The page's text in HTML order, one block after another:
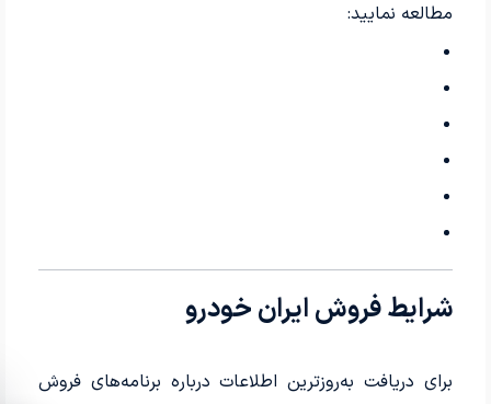
مطالعه نمایید:
شرایط فروش ایران خودرو
برای دریافت به‌روزترین اطلاعات درباره برنامه‌های فروش